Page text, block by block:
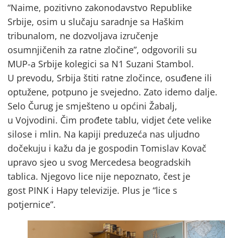
“Naime, pozitivno zakonodavstvo Republike
Srbije, osim u slučaju saradnje sa Haškim
tribunalom, ne dozvoljava izručenje
osumnjičenih za ratne zločine”, odgovorili su
MUP-a Srbije kolegici sa N1 Suzani Stambol.
U prevodu, Srbija štiti ratne zločince, osuđene ili
optužene, potpuno je svejedno. Zato idemo dalje.
Selo Čurug je smješteno u općini Žabalj,
u Vojvodini. Čim prođete tablu, vidjet ćete velike
silose i mlin. Na kapiji preduzeća nas uljudno
dočekuju i kažu da je gospodin Tomislav Kovač
upravo sjeo u svog Mercedesa beogradskih
tablica. Njegovo lice nije nepoznato, čest je
gost PINK i Hapy televizije. Plus je “lice s
potjernice”.